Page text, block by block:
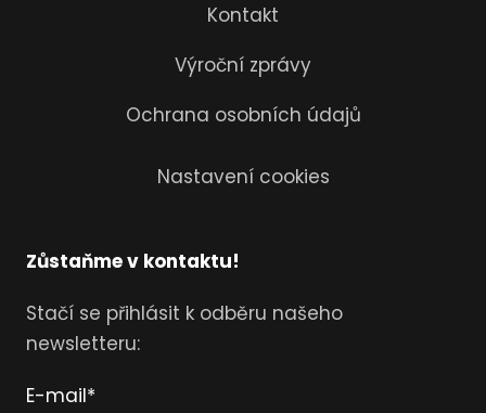
Kontakt
Výroční zprávy
Ochrana osobních údajů
Nastavení cookies
Zůstaňme v kontaktu!
Stačí se přihlásit k odběru našeho
newsletteru:
E-mail*